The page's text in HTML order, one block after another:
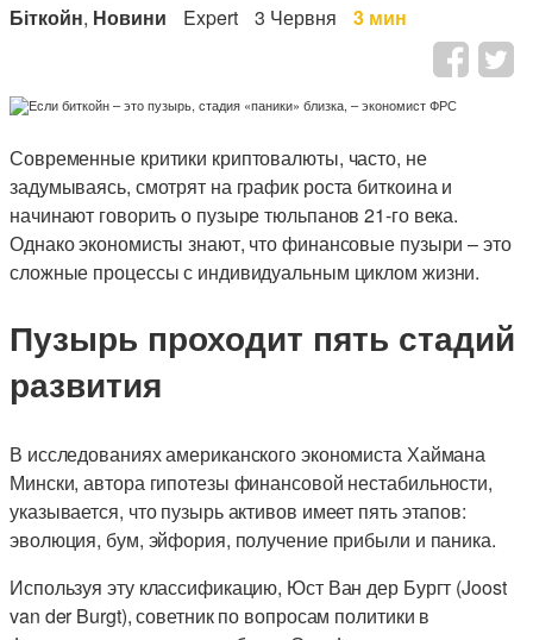
Біткойн, Новини Expert 3 Червня 3 мин
Современные критики криптовалюты, часто, не
задумываясь, смотрят на график роста биткоина и
начинают говорить о пузыре тюльпанов 21-го века.
Однако экономисты знают, что финансовые пузыри – это
сложные процессы с индивидуальным циклом жизни.
Пузырь проходит пять стадий
развития
В исследованиях американского экономиста Хаймана
Мински, автора гипотезы финансовой нестабильности,
указывается, что пузырь активов имеет пять этапов:
эволюция, бум, эйфория, получение прибыли и паника.
Используя эту классификацию, Юст Ван дер Бургт (Joost
van der Burgt), советник по вопросам политики в